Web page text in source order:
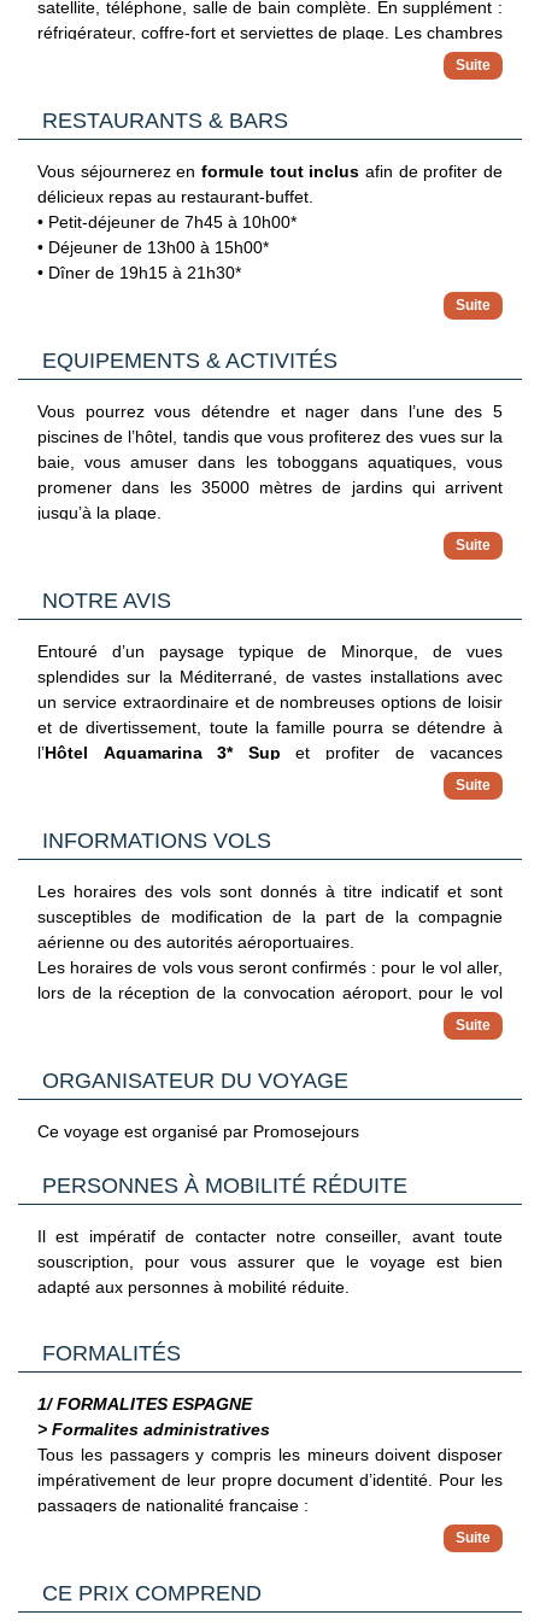
satellite, téléphone, salle de bain complète. En supplément :
réfrigérateur, coffre-fort et serviettes de plage. Les chambres
sont dotées de grands balcons ou terrasses, et quelques-
unes d’entre elles offrent des vues magnifiques sur la baie.
Chambre standardde 17 m² avec 2 lits individuels, avec
disponibilité.
Chambre vue piscine identique à la précédente avec
une vue piscine.
Chambre vue merde 17 m² avec des vues incroyables
de 17 m², entièrement rénovée dans un
style moderne et chaleureux, avec terrasse privée de 5,25
présente une décoration unique.
RESTAURANTS & BARS
Vous séjournerez en formule tout inclus afin de profiter de
délicieux repas au restaurant-buffet.
• Petit-déjeuner de 7h45 à 10h00*
• Déjeuner de 13h00 à 15h00*
• Dîner de 19h15 à 21h30*
2 bars sont également ouverts pour vous servir de
savoureuses boissons et collations + 1 pizzeria de 12h30 à
susceptibles de modifications.
EQUIPEMENTS & ACTIVITÉS
Vous pourrez vous détendre et nager dans l’une des 5
piscines de l’hôtel, tandis que vous profiterez des vues sur la
baie, vous amuser dans les toboggans aquatiques, vous
promener dans les 35000 mètres de jardins qui arrivent
jusqu’à la plage.
Pour les sportifs, au programme : tennis de table, beach
disposition de 9h à 20h.
Parc Menorca » est à environ 10 km.
A noter que des sports nautiques sont proposés à proximité
L’hôtel met également à votre disposition : une salle de jeux
vidéo, une salle de télévision.
Le Wifi est gratuit et disponible dans les chambres et les
où se trouve le parc pour enfants avec une zone de jeux,
des piscines spécialement conçues pour les enfants et
toutes les installations sportives.
NOTRE AVIS
Entouré d’un paysage typique de Minorque, de vues
splendides sur la Méditerrané, de vastes installations avec
un service extraordinaire et de nombreuses options de loisir
et de divertissement, toute la famille pourra se détendre à
l’Hôtel Aguamarina 3* Sup et profiter de vacances
INFORMATIONS VOLS
Les horaires des vols sont donnés à titre indicatif et sont
susceptibles de modification de la part de la compagnie
aérienne ou des autorités aéroportuaires.
Les horaires de vols vous seront confirmés : pour le vol aller,
lors de la réception de la convocation aéroport, pour le vol
retour directement sur place par notre représentant à
Nous vous proposons en complément de nos départs de
avion). Les horaires et le mode d’acheminement vous seront
confirmés lors de la réception de vos documents de
voyages.
destination finale est assuré directement par la compagnie
aérienne, même en cas de perturbations à l’aller ou au
retour.
ORGANISATEUR DU VOYAGE
Ce voyage est organisé par Promosejours
PERSONNES À MOBILITÉ RÉDUITE
Il est impératif de contacter notre conseiller, avant toute
souscription, pour vous assurer que le voyage est bien
adapté aux personnes à mobilité réduite.
FORMALITÉS
1/ FORMALITES ESPAGNE
> Formalites administratives
Tous les passagers y compris les mineurs doivent disposer
impérativement de leur propre document d’identité. Pour les
passagers de nationalité française :
Pour les ressortissants français voyageant en Espagne,
il est possible d'entrer librement avec un passeport ou
cartes d'identité délivrées aux adultes entre le 1er
Vous trouverez des informations plus complètes sur
CE PRIX COMPREND